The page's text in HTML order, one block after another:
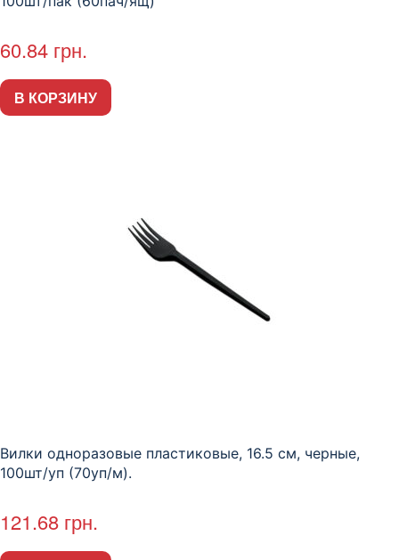
60.84 грн.
В КОРЗИНУ
Вилки одноразовые пластиковые, 16.5 см, черные,
100шт/уп (70уп/м).
121.68 грн.